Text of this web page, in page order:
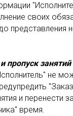
своих
представления
пропуск занятий
не
и перенести
время.